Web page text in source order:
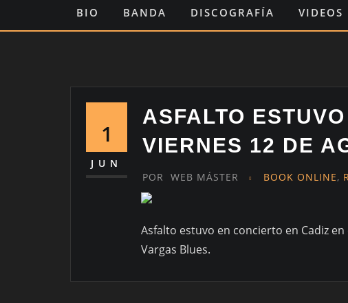
BIO BANDA DISCOGRAFÍA VIDEOS
1
JUN
ASFALTO
VIERNES 12 DE
POR WEB MÁSTER BOOK ONLINE,
Asfalto estuvo en concierto en Cadiz
Vargas Blues.